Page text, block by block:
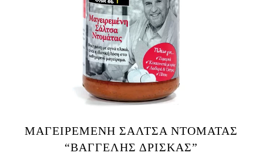
ΜΑΓΕΙΡΕΜΕΝΗ ΣΑΛΤΣΑ ΝΤΟΜΑΤΑΣ
“ΒΑΓΓΕΛΗΣ ΔΡΙΣΚΑΣ”